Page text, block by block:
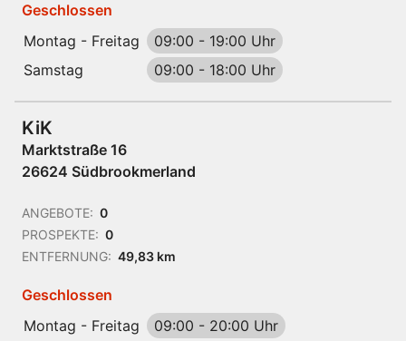
Geschlossen
Montag - Freitag
09:00 - 19:00 Uhr
Samstag
09:00 - 18:00 Uhr
KiK
Marktstraße 16
26624 Südbrookmerland
ANGEBOTE: 0
PROSPEKTE: 0
ENTFERNUNG: 49,83 km
Geschlossen
Montag - Freitag
09:00 - 20:00 Uhr